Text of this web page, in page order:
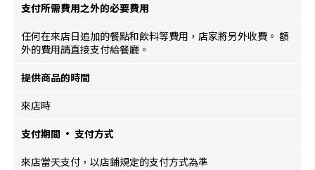
支付所需費用之外的必要費用
任何在來店日追加的餐點和飲料等費用，店家將另外收費。 額
外的費用請直接支付給餐廳。
提供商品的時間
來店時
支付期間 · 支付方式
來店當天支付，以店鋪規定的支付方式為準